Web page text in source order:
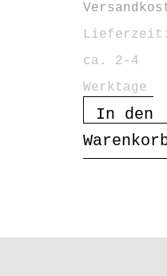
Lieferzeit:
ca. 2-4
Werktage
In den